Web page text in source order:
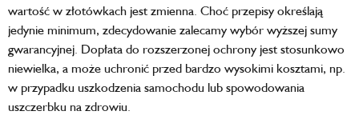
wartość w złotówkach jest zmienna. Choć przepisy określają
jedynie minimum, zdecydowanie zalecamy wybór wyższej sumy
gwarancyjnej. Dopłata do rozszerzonej ochrony jest stosunkowo
niewielka, a może uchronić przed bardzo wysokimi kosztami, np.
w przypadku uszkodzenia samochodu lub spowodowania
uszczerbku na zdrowiu.